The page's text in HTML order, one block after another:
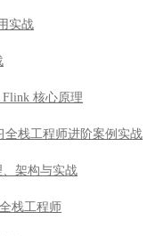
实战
Flink 核心原理
全栈工程师进阶案例实战
、架构与实战
栈工程师